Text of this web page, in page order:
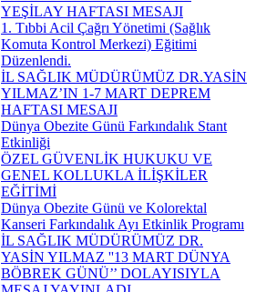
YEŞİLAY HAFTASI MESAJI
1. Tıbbi Acil Çağrı Yönetimi (Sağlık
Komuta Kontrol Merkezi) Eğitimi
Düzenlendi.
İL SAĞLIK MÜDÜRÜMÜZ DR.YASİN
YILMAZ’IN 1-7 MART DEPREM
HAFTASI MESAJI
Dünya Obezite Günü Farkındalık Stant
Etkinliği
ÖZEL GÜVENLİK HUKUKU VE
GENEL KOLLUKLA İLİŞKİLER
EĞİTİMİ
Dünya Obezite Günü ve Kolorektal
Kanseri Farkındalık Ayı Etkinlik Programı
İL SAĞLIK MÜDÜRÜMÜZ DR.
YASİN YILMAZ ''13 MART DÜNYA
BÖBREK GÜNÜ’’ DOLAYISIYLA